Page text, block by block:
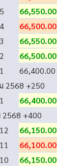
5 66,550.00
4 66,500.00
3 66,550.00
2 66,500.00
1 66,400.00
2568 +250
1 66,400.00
2568 +400
12 66,150.00
11 66,100.00
10 66,150.00